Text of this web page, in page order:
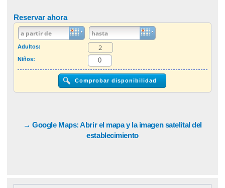
Oferta de última hora + Oferta global
otro país
Reservar ahora
Adultos:
Niños:
→ Google Maps: Abrir el mapa y la imagen satelital del
establecimiento